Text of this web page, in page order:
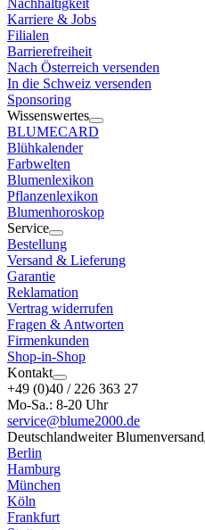
Nachhaltigkeit
Karriere & Jobs
Filialen
Barrierefreiheit
Nach Österreich versenden
In die Schweiz versenden
Sponsoring
Wissenswertes
BLUMECARD
Blühkalender
Farbwelten
Blumenlexikon
Pflanzenlexikon
Blumenhoroskop
Service
Bestellung
Versand & Lieferung
Garantie
Reklamation
Vertrag widerrufen
Fragen & Antworten
Firmenkunden
Shop-in-Shop
Kontakt
+49 (0)40 / 226 363 27
Mo-Sa.: 8-20 Uhr
service@blume2000.de
Deutschlandweiter Blumenversand
Berlin
Hamburg
München
Köln
Frankfurt